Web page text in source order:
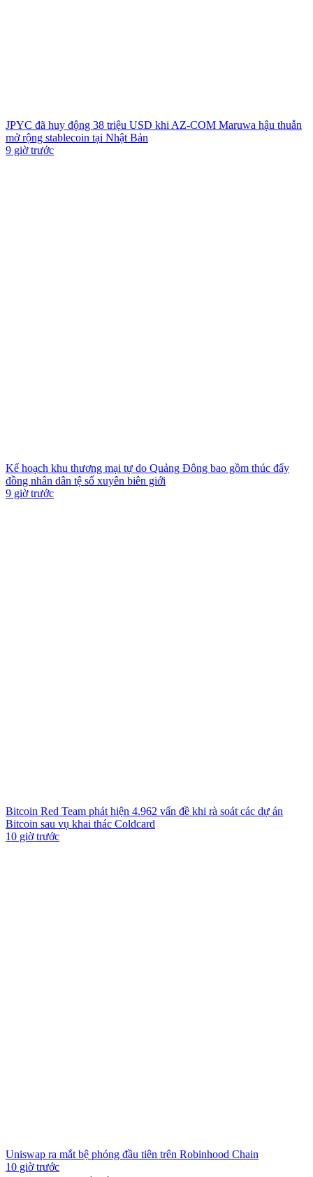
JPYC đã huy động 38 triệu USD khi AZ-COM Maruwa hậu thuẫn
mở rộng stablecoin tại Nhật Bản
9 giờ trước
Kế hoạch khu thương mại tự do Quảng Đông bao gồm thúc đẩy
đồng nhân dân tệ số xuyên biên giới
9 giờ trước
Bitcoin Red Team phát hiện 4.962 vấn đề khi rà soát các dự án
Bitcoin sau vụ khai thác Coldcard
10 giờ trước
Uniswap ra mắt bệ phóng đầu tiên trên Robinhood Chain
10 giờ trước